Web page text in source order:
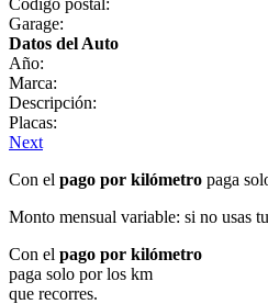
Garage:
Datos del Auto
Año:
Marca:
Descripción:
Placas:
Next
Con el pago por kilómetro paga
Monto mensual variable: si no usas
Con el pago por kilómetro
paga solo por los km
que recorres.